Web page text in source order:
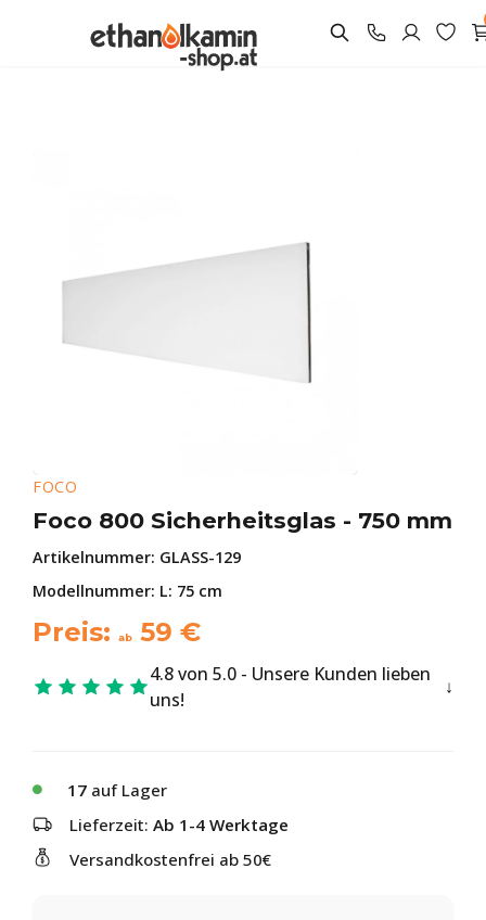
FOCO
Foco 800 Sicherheitsglas - 750 mm
Artikelnummer: GLASS-129
Modellnummer: L: 75 cm
Preis: ab 59 €
4.8 von 5.0 - Unsere Kunden lieben
uns!
17 auf Lager
Lieferzeit: Ab 1-4 Werktage
Versandkostenfrei ab 50€